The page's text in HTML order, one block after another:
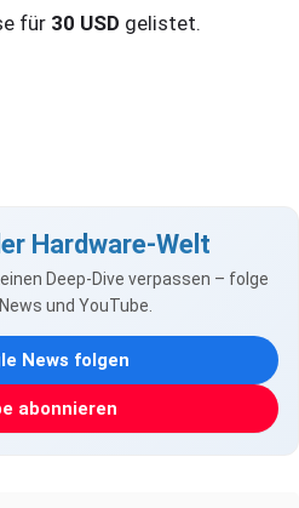
für 30 USD gelistet.
Hardware-Welt
Deep-Dive verpassen – folge
und YouTube.
News folgen
abonnieren